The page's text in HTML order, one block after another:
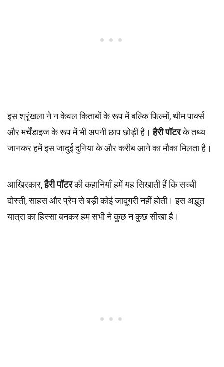
इस श्रृंखला ने न केवल किताबों के रूप में बल्कि फिल्मों, थीम पार्क्स
और मर्चेंडाइज के रूप में भी अपनी छाप छोड़ी है।हैरी पॉटरके तथ्य
जानकर हमें इस जादुई दुनिया के और करीब आने का मौका मिलता है।
आखिरकार,हैरी पॉटरकी कहानियाँ हमें यह सिखाती हैं कि सच्ची
दोस्ती, साहस और प्रेम से बड़ी कोई जादूगरी नहीं होती। इस अद्भुत
यात्रा का हिस्सा बनकर हम सभी ने कुछ न कुछ सीखा है।